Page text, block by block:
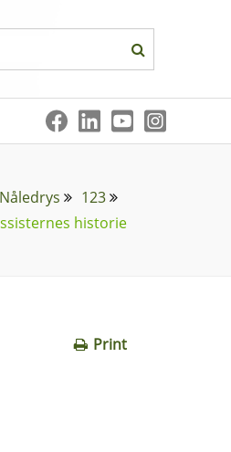
Nåledrys
123
historie
Print